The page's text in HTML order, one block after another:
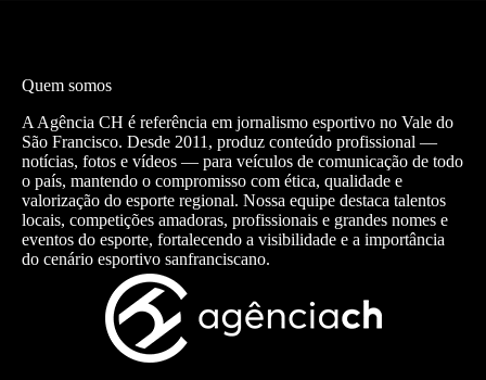
Quem somos
A Agência CH é referência em jornalismo esportivo no Vale do
São Francisco. Desde 2011, produz conteúdo profissional —
notícias, fotos e vídeos — para veículos de comunicação de todo
o país, mantendo o compromisso com ética, qualidade e
valorização do esporte regional. Nossa equipe destaca talentos
locais, competições amadoras, profissionais e grandes nomes e
eventos do esporte, fortalecendo a visibilidade e a importância
do cenário esportivo sanfranciscano.